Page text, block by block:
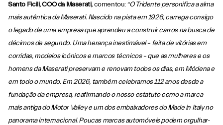
Santo Ficili, COO da Maserati,comentou: “O Tridente personifica a alma
mais autêntica da Maserati. Nascido na pista em 1926, carrega consigo
o legado de uma empresa que aprendeu a construir carros na busca de
décimos de segundo. Uma herança inestimável – feita de vitórias em
corridas, modelos icónicos e marcos técnicos – que as mulheres e os
homens da Maserati preservam e renovam todos os dias, em Módena e
em todo o mundo. Em 2026, também celebramos 112 anos desde a
fundação da empresa, reafirmando o nosso estatuto como a marca
mais antiga do Motor Valley e um dos embaixadores do Made in Italy no
panorama internacional. Poucas marcas automóveis podem orgulhar-